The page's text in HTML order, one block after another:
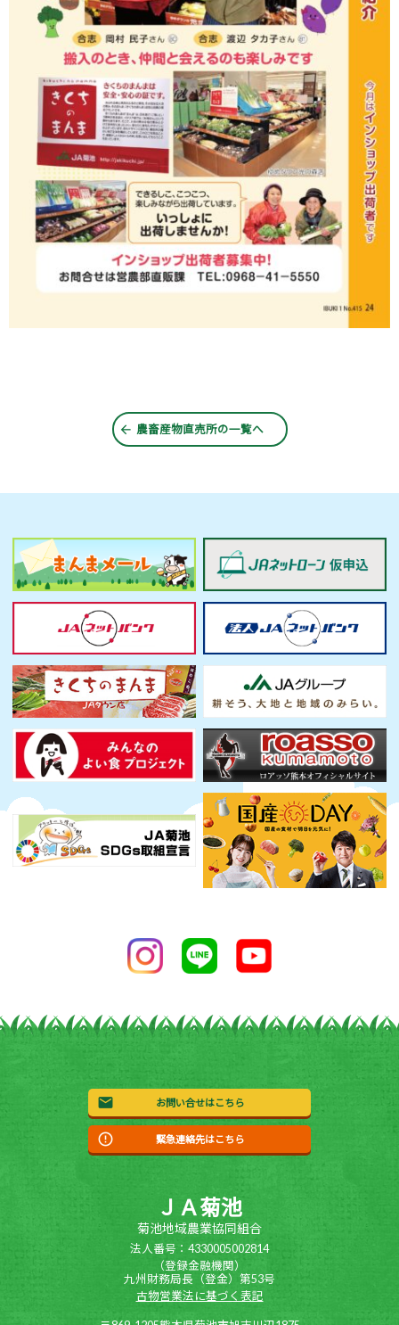
農畜産物直売所の一覧へ
お問い合せはこちら
緊急連絡先はこちら
ＪＡ菊池
菊池地域農業協同組合
法人番号：4330005002814
（登録金融機関）
九州財務局長（登金）第53号
古物営業法に基づく表記